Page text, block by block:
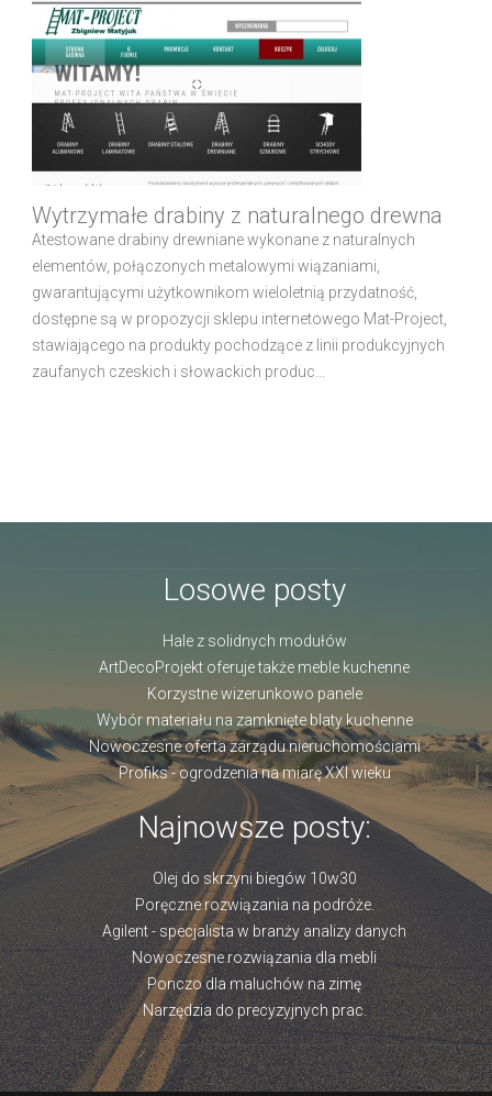
Wytrzymałe drabiny z naturalnego drewna
Atestowane drabiny drewniane wykonane z naturalnych
elementów, połączonych metalowymi wiązaniami,
gwarantującymi użytkownikom wieloletnią przydatność,
dostępne są w propozycji sklepu internetowego Mat-Project,
stawiającego na produkty pochodzące z linii produkcyjnych
zaufanych czeskich i słowackich produc...
Losowe posty
Hale z solidnych modułów
ArtDecoProjekt oferuje także meble kuchenne
Korzystne wizerunkowo panele
Wybór materiału na zamknięte blaty kuchenne
Nowoczesne oferta zarządu nieruchomościami
Profiks - ogrodzenia na miarę XXI wieku
Najnowsze posty:
Olej do skrzyni biegów 10w30
Poręczne rozwiązania na podróże.
Agilent - specjalista w branży analizy danych
Nowoczesne rozwiązania dla mebli
Ponczo dla maluchów na zimę
Narzędzia do precyzyjnych prac.